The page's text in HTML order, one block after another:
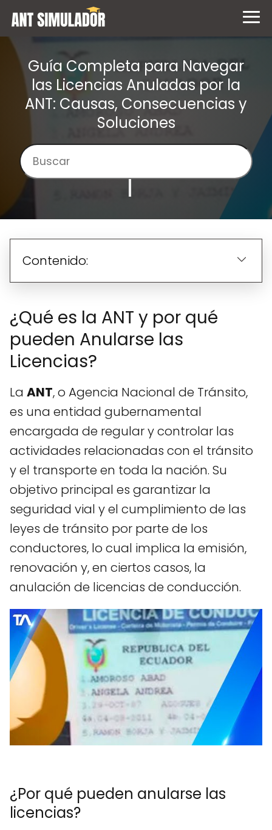
Guía Completa para Navegar
las Licencias Anuladas por la
ANT: Causas, Consecuencias y
Soluciones
Contenido:
¿Qué es la ANT y por qué
pueden Anularse las
Licencias?
La ANT, o Agencia Nacional de Tránsito,
es una entidad gubernamental
encargada de regular y controlar las
actividades relacionadas con el tránsito
y el transporte en toda la nación. Su
objetivo principal es garantizar la
seguridad vial y el cumplimiento de las
leyes de tránsito por parte de los
conductores, lo cual implica la emisión,
renovación y, en ciertos casos, la
anulación de licencias de conducción.
¿Por qué pueden anularse las
licencias?